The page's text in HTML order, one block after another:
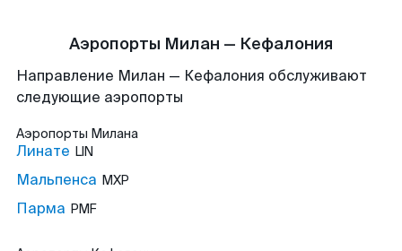
Аэропорты Милан — Кефалония
Направление Милан — Кефалония обслуживают
следующие аэропорты
Аэропорты Милана
Линате LIN
Мальпенса MXP
Парма PMF